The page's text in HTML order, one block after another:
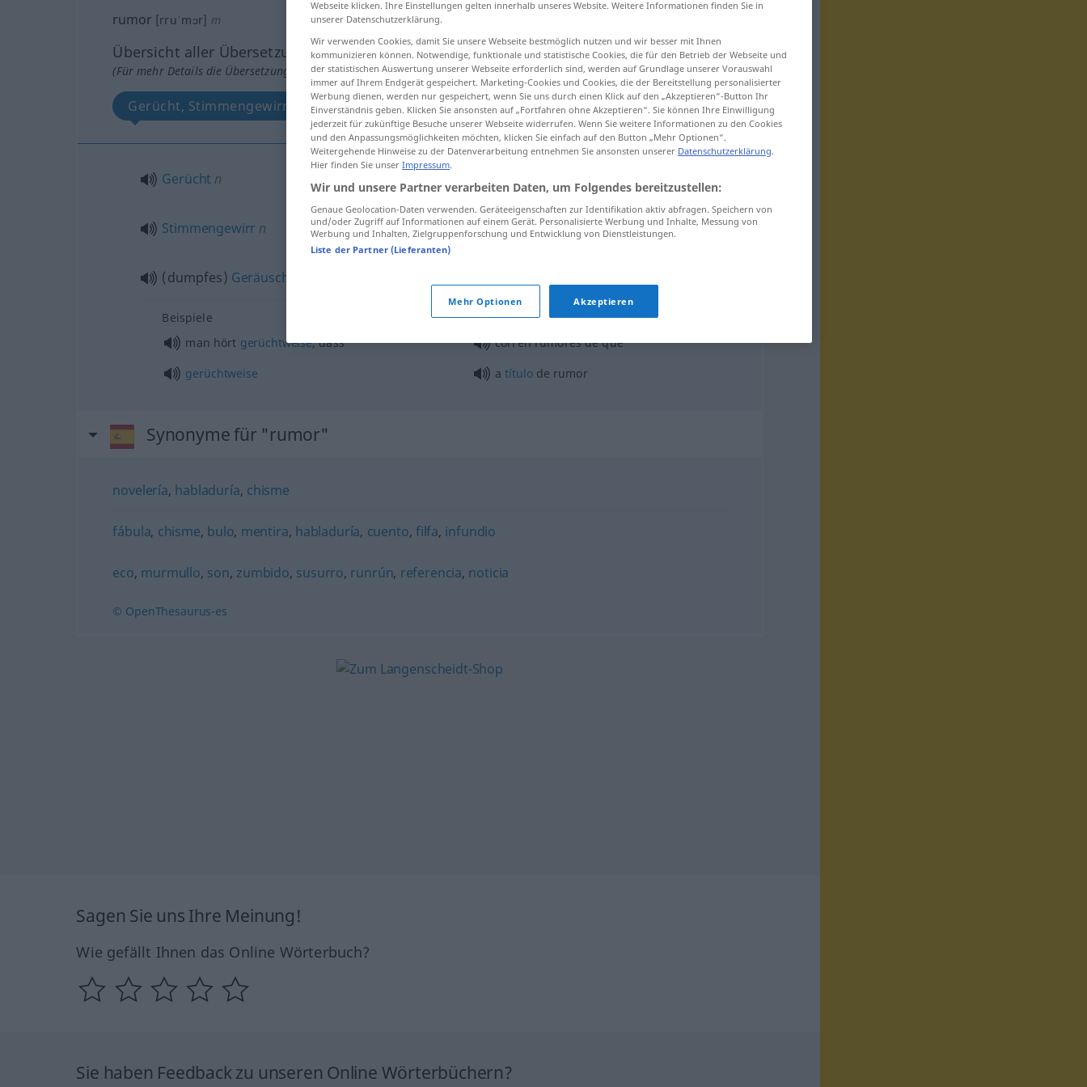
rumor [rruˈmɔr] m
Übersicht aller Übersetzungen
(Für mehr Details die Übersetzung anklicken/antippen)
Gerücht, Stimmengewirr, dumpfes Geräusch
Gerücht n rumor
Stimmengewirr n rumorvoces
(dumpfes) Geräusch
Beispiele
man hört gerüchtweise, dass
corren rumores de que
gerüchtweise
atítulode rumor
Synonyme für "rumor"
novelería, habladuría, chisme
fábula, chisme, bulo, mentira, habladuría, cuento, filfa, infundio
eco, murmullo, son, zumbido, susurro, runrún, referencia, noticia
© OpenThesaurus-es
Sagen Sie uns Ihre Meinung!
Wie gefällt Ihnen das Online Wörterbuch?
Sie haben Feedback zu unseren Online Wörterbüchern?
Webseite klicken. Ihre Einstellungen gelten innerhalb unseres Website. Weitere Informationen finden Sie in
unserer Datenschutzerklärung.
Wir verwenden Cookies, damit Sie unsere Webseite bestmöglich nutzen und wir besser mit Ihnen
kommunizieren können. Notwendige, funktionale und statistische Cookies, die für den Betrieb der Webseite und
der statistischen Auswertung unserer Webseite erforderlich sind, werden auf Grundlage unserer Vorauswahl
immer auf Ihrem Endgerät gespeichert. Marketing-Cookies und Cookies, die der Bereitstellung personalisierter
Werbung dienen, werden nur gespeichert, wenn Sie uns durch einen Klick auf den „Akzeptieren“-Button Ihr
Einverständnis geben. Klicken Sie ansonsten auf „Fortfahren ohne Akzeptieren“. Sie können Ihre Einwilligung
jederzeit für zukünftige Besuche unserer Webseite widerrufen. Wenn Sie weitere Informationen zu den Cookies
und den Anpassungsmöglichkeiten möchten, klicken Sie einfach auf den Button „Mehr Optionen“.
Weitergehende Hinweise zu der Datenverarbeitung entnehmen Sie ansonsten unserer Datenschutzerklärung.
Hier finden Sie unser Impressum.
Wir und unsere Partner verarbeiten Daten, um Folgendes bereitzustellen:
Genaue Geolocation-Daten verwenden. Geräteeigenschaften zur Identifikation aktiv abfragen. Speichern von
und/oder Zugriff auf Informationen auf einem Gerät. Personalisierte Werbung und Inhalte, Messung von
Werbung und Inhalten, Zielgruppenforschung und Entwicklung von Dienstleistungen.
Liste der Partner (Lieferanten)
Mehr Optionen Akzeptieren